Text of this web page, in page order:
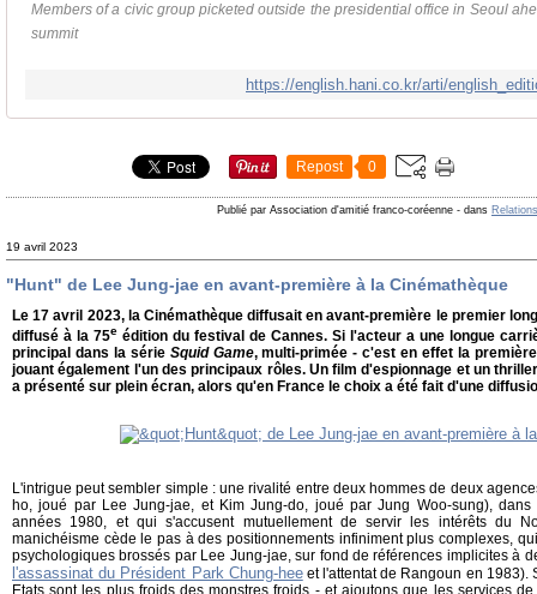
Members of a civic group picketed outside the presidential office in Seoul
summit
https://english.hani.co.kr/arti/
Repost 0
Publié par Association d'amitié franco-coréenne - dans
19 avril 2023
"Hunt" de Lee Jung-jae en avant-première à la Cinémathèque
Le 17 avril 2023, la Cinémathèque diffusait en avant-première le premier
diffusé à la 75e édition du festival de Cannes. Si l'acteur a une longue
principal dans la série Squid Game, multi-primée - c'est en effet la
jouant également l'un des principaux rôles. Un film d'espionnage et un
a présenté sur plein écran, alors qu'en France le choix a été fait d'une
L'intrigue peut sembler simple : une rivalité entre deux hommes de deux
ho, joué par Lee Jung-jae, et Kim Jung-do, joué par Jung Woo-sung),
années 1980, et qui s'accusent mutuellement de servir les intérêts du
manichéisme cède le pas à des positionnements infiniment plus complexes,
psychologiques brossés par Lee Jung-jae, sur fond de références implicites à
l'assassinat du Président Park Chung-heeet l'attentat de Rangoun en 1983).